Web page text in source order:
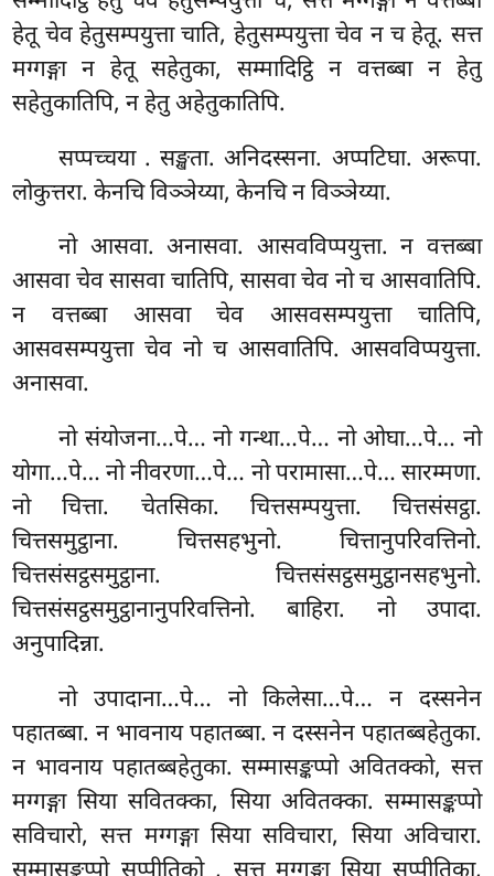
हेतू चेव हेतुसम्पयुत्ता चाति, हेतुसम्पयुत्ता चेव न च हेतू. सत्त
मग्गङ्गा न हेतू सहेतुका, सम्मादिट्ठि न वत्तब्बा न हेतु
सहेतुकातिपि, न हेतु अहेतुकातिपि.
सप्पच्चया . सङ्खता. अनिदस्सना. अप्पटिघा. अरूपा.
लोकुत्तरा. केनचि विञ्ञेय्या, केनचि न विञ्ञेय्या.
नो आसवा. अनासवा. आसवविप्पयुत्ता. न वत्तब्बा
आसवा चेव सासवा चातिपि, सासवा चेव नो च आसवातिपि.
न वत्तब्बा आसवा चेव आसवसम्पयुत्ता चातिपि,
आसवसम्पयुत्ता चेव नो च आसवातिपि. आसवविप्पयुत्ता.
अनासवा.
नो संयोजना…पे… नो गन्था…पे… नो ओघा…पे… नो
योगा…पे… नो नीवरणा…पे… नो परामासा…पे… सारम्मणा.
नो चित्ता. चेतसिका. चित्तसम्पयुत्ता. चित्तसंसट्ठा.
चित्तसमुट्ठाना. चित्तसहभुनो. चित्तानुपरिवत्तिनो.
चित्तसंसट्ठसमुट्ठाना. चित्तसंसट्ठसमुट्ठानसहभुनो.
चित्तसंसट्ठसमुट्ठानानुपरिवत्तिनो. बाहिरा. नो उपादा.
अनुपादिन्ना.
नो उपादाना…पे… नो किलेसा…पे… न दस्सनेन
पहातब्बा. न भावनाय पहातब्बा. न दस्सनेन पहातब्बहेतुका.
न भावनाय पहातब्बहेतुका. सम्मासङ्कप्पो अवितक्को, सत्त
मग्गङ्गा सिया सवितक्का, सिया अवितक्का. सम्मासङ्कप्पो
सविचारो, सत्त मग्गङ्गा सिया सविचारा, सिया अविचारा.